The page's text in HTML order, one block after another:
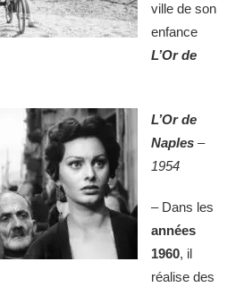
ville de son
enfance
L’Or de
L’Or de
Naples –
1954
– Dans les
années
1960, il
réalise des